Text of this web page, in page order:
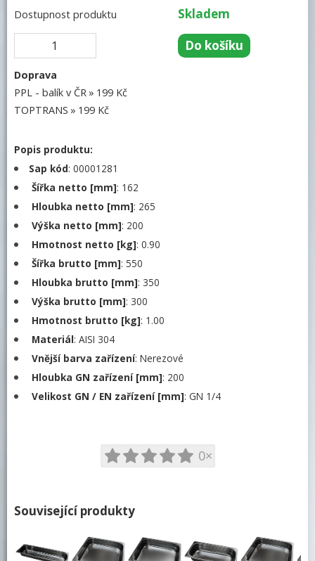
Mycí program
Změkčovače
Distribuce jídel, gastronádoby
Vodní lázně
Zmrzlinové
Plné
Smaltované
Děrované
Víka
Dělicí lišty a falešná dna
Polypropylenové
Rošty nerezové na knedlíky, plastové na
Hrnce, kastroly a rendlíky
Termoporty
Servírovací vozíky
Regálové vozíky
Barové zařízení, kávovary
Dostupnost produktu
Skladem
Doprava
PPL - balík v ČR
199 Kč
TOPTRANS
199 Kč
Popis produktu:
Sap kód: 00001281
Šířka netto [mm]: 162
Hloubka netto [mm]: 265
Výška netto [mm]: 200
Hmotnost netto [kg]: 0.90
Šířka brutto [mm]: 550
Hloubka brutto [mm]: 350
Výška brutto [mm]: 300
Hmotnost brutto [kg]: 1.00
Materiál: AISI 304
Vnější barva zařízení: Nerezové
Hloubka GN zařízení [mm]: 200
Velikost GN / EN zařízení [mm]: GN 1/4
0×
Související produkty